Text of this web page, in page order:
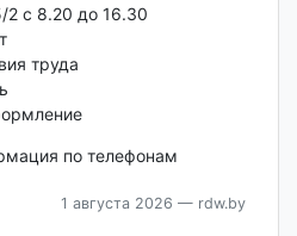
2 с 8.20 до 16.30
труда
по телефонам
1 августа 2026 — rdw.by